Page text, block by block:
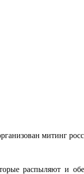
митинг
распыляют и